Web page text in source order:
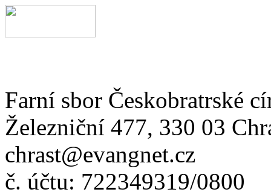
Farní sbor Českobratrské
Železniční 477, 330 03
chrast@evangnet.cz
č. účtu: 722349319/0800